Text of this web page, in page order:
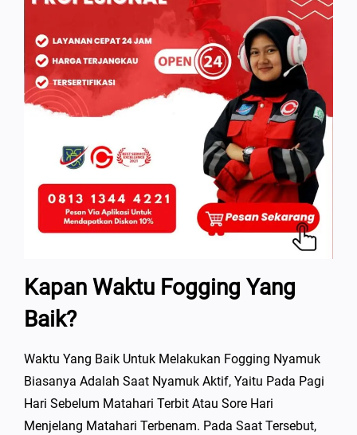
Kapan Waktu Fogging Yang
Baik?
Waktu Yang Baik Untuk Melakukan Fogging Nyamuk
Biasanya Adalah Saat Nyamuk Aktif, Yaitu Pada Pagi
Hari Sebelum Matahari Terbit Atau Sore Hari
Menjelang Matahari Terbenam. Pada Saat Tersebut,